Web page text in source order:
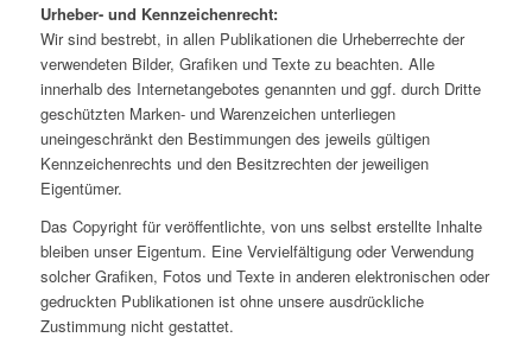
Urheber- und Kennzeichenrecht:
Wir sind bestrebt, in allen Publikationen die Urheberrechte der
verwendeten Bilder, Grafiken und Texte zu beachten. Alle
innerhalb des Internetangebotes genannten und ggf. durch Dritte
geschützten Marken- und Warenzeichen unterliegen
uneingeschränkt den Bestimmungen des jeweils gültigen
Kennzeichenrechts und den Besitzrechten der jeweiligen
Eigentümer.
Das Copyright für veröffentlichte, von uns selbst erstellte Inhalte
bleiben unser Eigentum. Eine Vervielfältigung oder Verwendung
solcher Grafiken, Fotos und Texte in anderen elektronischen oder
gedruckten Publikationen ist ohne unsere ausdrückliche
Zustimmung nicht gestattet.